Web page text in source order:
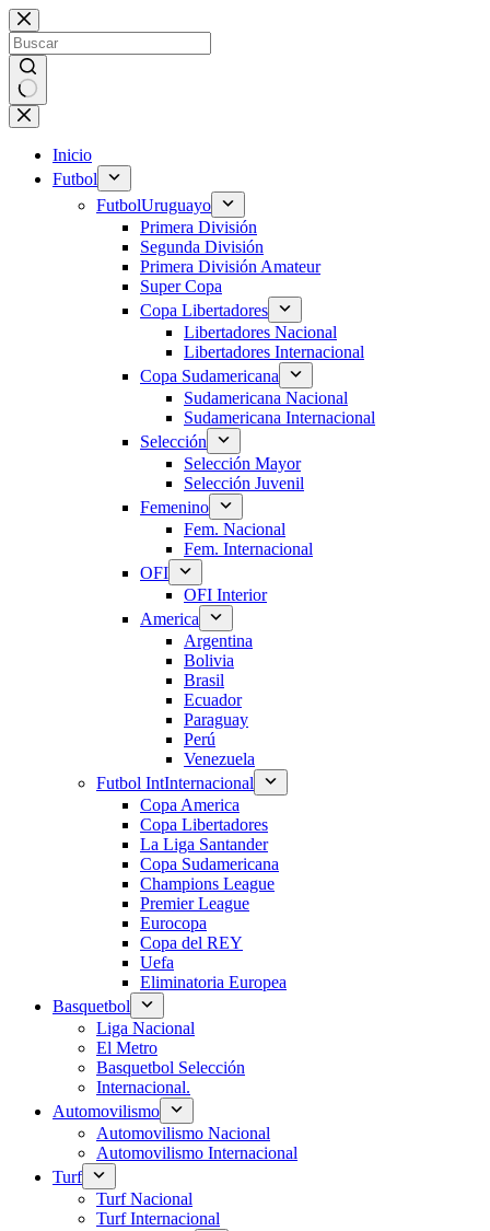
Saltar
al
contenido
Sin
resultados
Inicio
Futbol
FutbolUruguayo
Primera División
Segunda División
Primera División Amateur
Super Copa
Copa Libertadores
Libertadores Nacional
Libertadores Internacional
Copa Sudamericana
Sudamericana Nacional
Sudamericana Internacional
Selección
Selección Mayor
Selección Juvenil
Femenino
Fem. Nacional
Fem. Internacional
OFI
OFI Interior
America
Argentina
Bolivia
Brasil
Ecuador
Paraguay
Perú
Venezuela
Futbol IntInternacional
Copa America
Copa Libertadores
La Liga Santander
Copa Sudamericana
Champions League
Premier League
Eurocopa
Copa del REY
Uefa
Eliminatoria Europea
Basquetbol
Liga Nacional
El Metro
Basquetbol Selección
Internacional.
Automovilismo
Automovilismo Nacional
Automovilismo Internacional
Turf
Turf Nacional
Turf Internacional